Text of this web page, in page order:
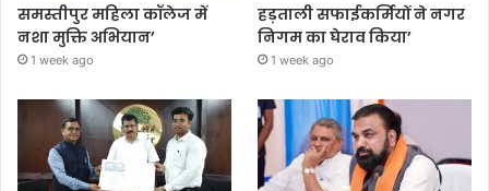
समस्तीपुर महिला कॉलेज में
नशा मुक्ति अभियान’
1 week ago
हड़ताली सफाईकर्मियों ने नगर
निगम का घेराव किया’
1 week ago